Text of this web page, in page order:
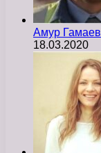
Амур Гамаев
18.03.2020